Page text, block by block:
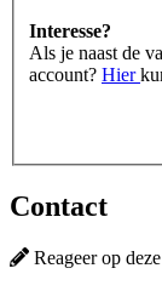
Interesse?
Als je naast de
account? Hier
Contact
Reageer op